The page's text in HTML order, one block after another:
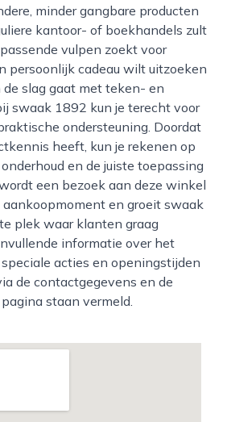
minder gangbare producten
kantoor- of boekhandels zult
vulpen zoekt voor
persoonlijk cadeau wilt uitzoeken
slag gaat met teken- en
swaak 1892 kun je terecht voor
ondersteuning. Doordat
heeft, kun je rekenen op
en de juiste toepassing
een bezoek aan deze winkel
aankoopmoment en groeit swaak
plek waar klanten graag
informatie over het
acties en openingstijden
de contactgegevens en de
staan vermeld.